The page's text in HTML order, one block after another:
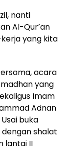
nanti
Al-Qur’an
yang kita
acara
yang
Imam
Adnan
buka
shalat
lantai II